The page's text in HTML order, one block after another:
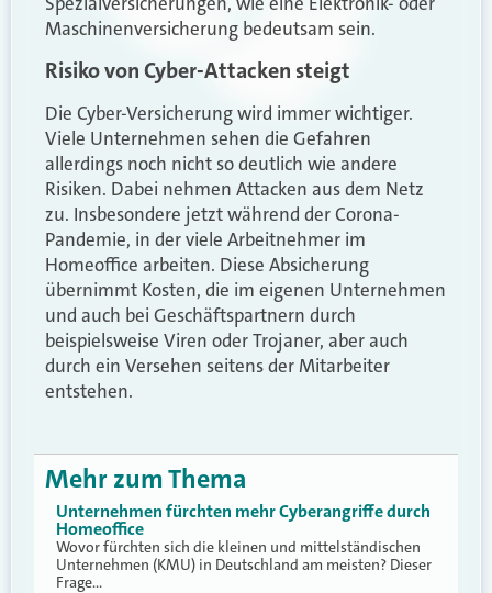
Maschinenversicherung bedeutsam sein.
Risiko von Cyber-Attacken steigt
Die Cyber-Versicherung wird immer wichtiger.
Viele Unternehmen sehen die Gefahren
allerdings noch nicht so deutlich wie andere
Risiken. Dabei nehmen Attacken aus dem Netz
zu. Insbesondere jetzt während der Corona-
Pandemie, in der viele Arbeitnehmer im
Homeoffice arbeiten. Diese Absicherung
übernimmt Kosten, die im eigenen Unternehmen
und auch bei Geschäftspartnern durch
beispielsweise Viren oder Trojaner, aber auch
durch ein Versehen seitens der Mitarbeiter
entstehen.
Mehr zum Thema
Unternehmen fürchten mehr Cyberangriffe durch
Homeoffice
Wovor fürchten sich die kleinen und mittelständischen
Unternehmen (KMU) in Deutschland am meisten? Dieser
Frage…